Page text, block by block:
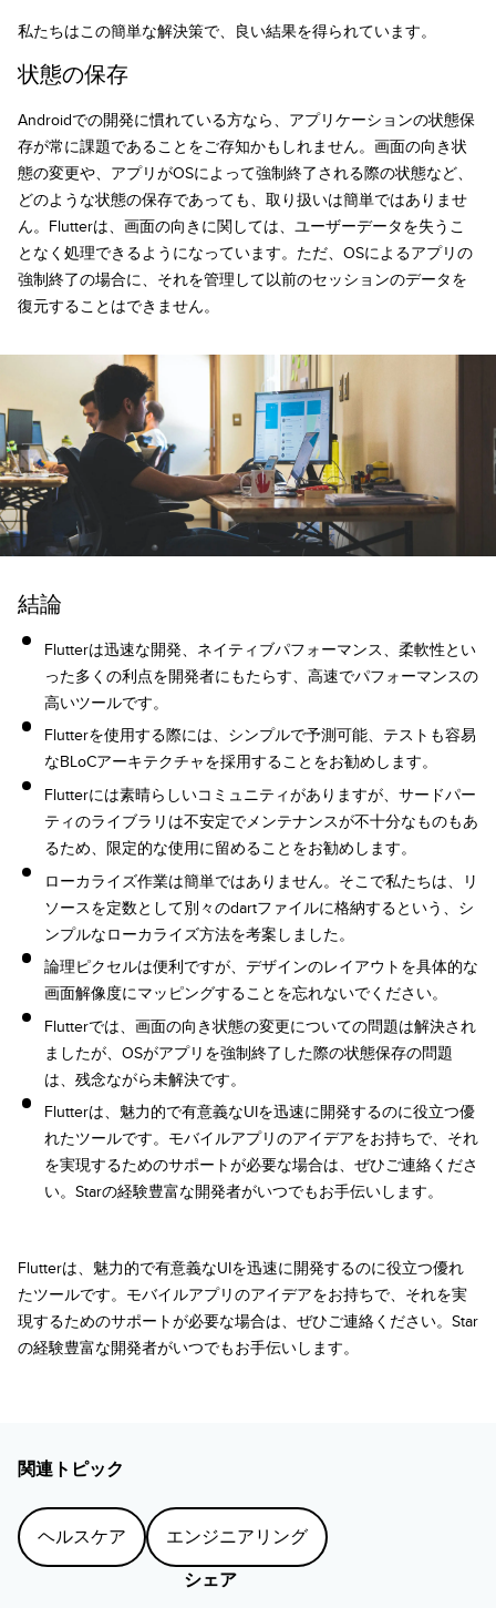
私たちはこの簡単な解決策で、良い結果を得られています。
状態の保存
Androidでの開発に慣れている方なら、アプリケーションの状態保
存が常に課題であることをご存知かもしれません。画面の向き状
態の変更や、アプリがOSによって強制終了される際の状態など、
どのような状態の保存であっても、取り扱いは簡単ではありませ
ん。Flutterは、画面の向きに関しては、ユーザーデータを失うこ
となく処理できるようになっています。ただ、OSによるアプリの
強制終了の場合に、それを管理して以前のセッションのデータを
復元することはできません。
結論
Flutterは迅速な開発、ネイティブパフォーマンス、柔軟性とい
った多くの利点を開発者にもたらす、高速でパフォーマンスの
高いツールです。
Flutterを使用する際には、シンプルで予測可能、テストも容易
なBLoCアーキテクチャを採用することをお勧めします。
Flutterには素晴らしいコミュニティがありますが、サードパー
ティのライブラリは不安定でメンテナンスが不十分なものもあ
るため、限定的な使用に留めることをお勧めします。
ローカライズ作業は簡単ではありません。そこで私たちは、リ
ソースを定数として別々のdartファイルに格納するという、シ
ンプルなローカライズ方法を考案しました。
論理ピクセルは便利ですが、デザインのレイアウトを具体的な
画面解像度にマッピングすることを忘れないでください。
Flutterでは、画面の向き状態の変更についての問題は解決され
ましたが、OSがアプリを強制終了した際の状態保存の問題
は、残念ながら未解決です。
Flutterは、魅力的で有意義なUIを迅速に開発するのに役立つ優
れたツールです。モバイルアプリのアイデアをお持ちで、それ
を実現するためのサポートが必要な場合は、ぜひご連絡くださ
い。Starの経験豊富な開発者がいつでもお手伝いします。
Flutterは、魅力的で有意義なUIを迅速に開発するのに役立つ優れ
たツールです。モバイルアプリのアイデアをお持ちで、それを実
現するためのサポートが必要な場合は、ぜひご連絡ください。Star
の経験豊富な開発者がいつでもお手伝いします。
関連トピック
ヘルスケア エンジニアリング
シェア